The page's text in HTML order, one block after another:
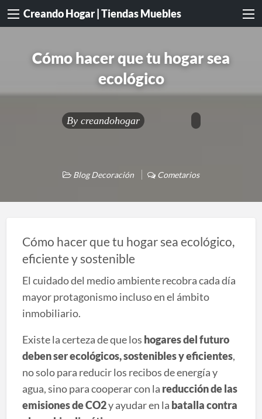
Creando Hogar | Tiendas Muebles
Cómo hacer que tu hogar sea
ecológico
By creandohogar
Blog Decoración Cometarios
Cómo hacer que tu hogar sea ecológico,
eficiente y sostenible
El cuidado del medio ambiente recobra cada día
mayor protagonismo incluso en el ámbito
inmobiliario.
Existe la certeza de que los hogares del futuro
deben ser ecológicos, sostenibles y eficientes,
no solo para reducir los recibos de energía y
agua, sino para cooperar con la reducción delas
emisiones de CO2y ayudar en la batalla contra